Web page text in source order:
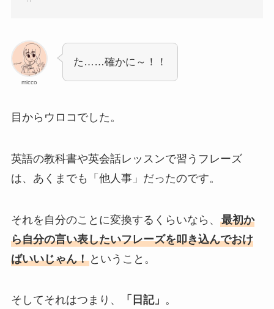
micco
た……確かに～！！
目からウロコでした。
英語の教科書や英会話レッスンで習うフレーズ
は、あくまでも「他人事」だったのです。
それを自分のことに変換するくらいなら、 最初か
ら自分の言い表したいフレーズを叩き込んでおけ
ばいいじゃん！ということ。
そしてそれはつまり、 「日記」 。